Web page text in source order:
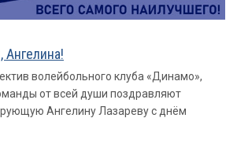
волейбольного клуба «Динамо»,
от всей души поздравляют
Ангелину Лазареву с днём